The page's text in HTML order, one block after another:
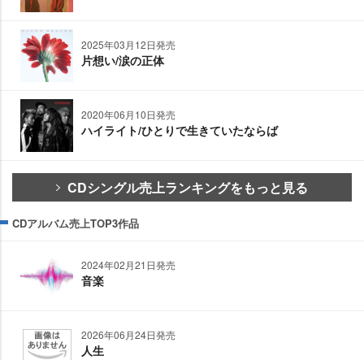
2025年03月12日発売
片想い/涙の正体
2020年06月10日発売
ハイライト/ひとりで生きていたならば
CDシングル売上ランキングをもっと見る
CDアルバム売上TOP3作品
2024年02月21日発売
音楽
2026年06月24日発売
人生